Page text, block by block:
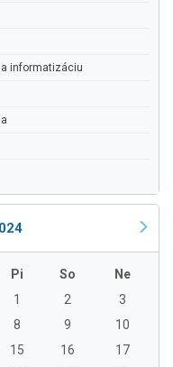
a informatizáciu
Pi So
Ne
1
2
3
8 9
10
15 16
17